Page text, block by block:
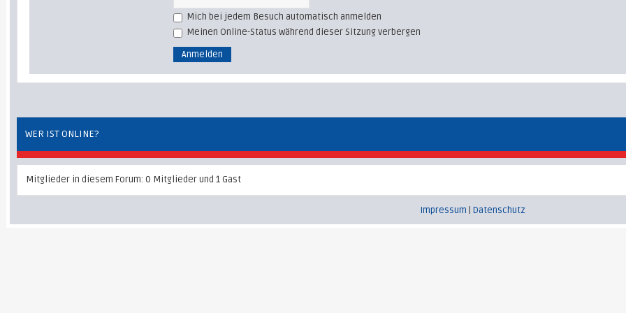
Mich bei jedem Besuch automatisch anmelden
Meinen Online-Status während dieser Sitzung verbergen
WER IST ONLINE?
Mitglieder in diesem Forum: 0 Mitglieder und 1 Gast
Impressum |Datenschutz